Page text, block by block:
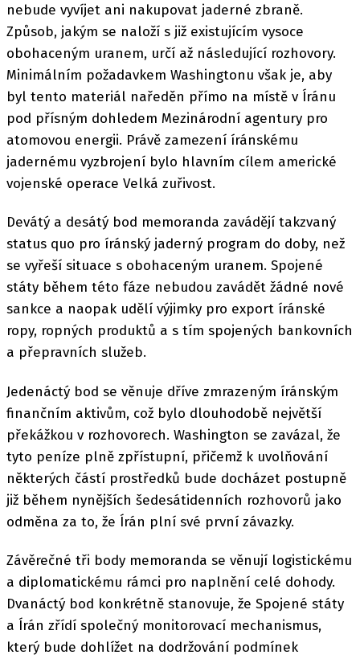
nebude vyvíjet ani nakupovat jaderné zbraně.
Způsob, jakým se naloží s již existujícím vysoce
obohaceným uranem, určí až následující rozhovory.
Minimálním požadavkem Washingtonu však je, aby
byl tento materiál naředěn přímo na místě v Íránu
pod přísným dohledem Mezinárodní agentury pro
atomovou energii. Právě zamezení íránskému
jadernému vyzbrojení bylo hlavním cílem americké
vojenské operace Velká zuřivost.
Devátý a desátý bod memoranda zavádějí takzvaný
status quo pro íránský jaderný program do doby, než
se vyřeší situace s obohaceným uranem. Spojené
státy během této fáze nebudou zavádět žádné nové
sankce a naopak udělí výjimky pro export íránské
ropy, ropných produktů a s tím spojených bankovních
a přepravních služeb.
Jedenáctý bod se věnuje dříve zmrazeným íránským
finančním aktivům, což bylo dlouhodobě největší
překážkou v rozhovorech. Washington se zavázal, že
tyto peníze plně zpřístupní, přičemž k uvolňování
některých částí prostředků bude docházet postupně
již během nynějších šedesátidenních rozhovorů jako
odměna za to, že Írán plní své první závazky.
Závěrečné tři body memoranda se věnují logistickému
a diplomatickému rámci pro naplnění celé dohody.
Dvanáctý bod konkrétně stanovuje, že Spojené státy
a Írán zřídí společný monitorovací mechanismus,
který bude dohlížet na dodržování podmínek